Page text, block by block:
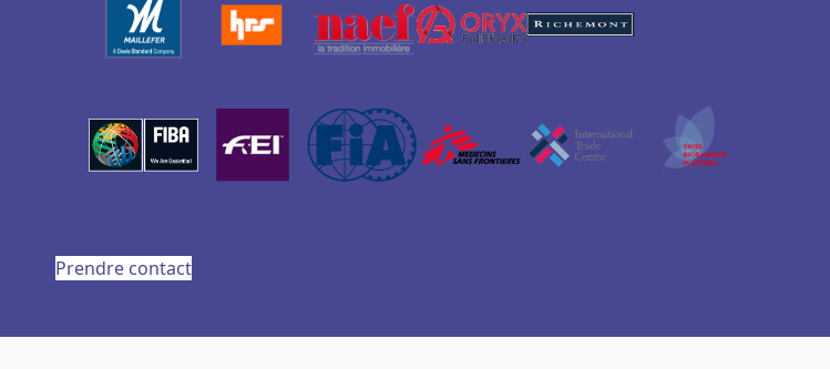
Prendre contact